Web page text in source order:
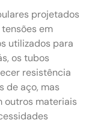
projetados
em
utilizados para
os tubos
resistência
de aço, mas
outros materiais